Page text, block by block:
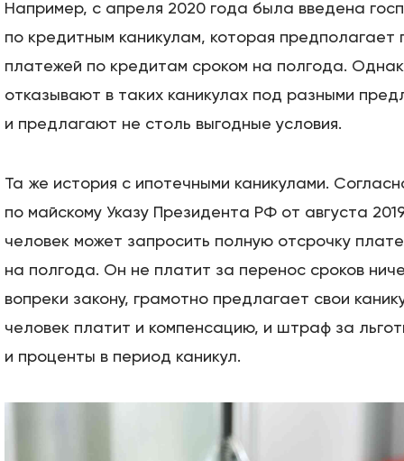
Например, с апреля 2020 года была введена
по кредитным каникулам, которая предполагает
платежей по кредитам сроком на полгода.
отказывают в таких каникулах под разными
и предлагают не столь выгодные условия.
Та же история с ипотечными каникулами.
по майскому Указу Президента РФ от августа
человек может запросить полную отсрочку
на полгода. Он не платит за перенос сроков
вопреки закону, грамотно предлагает свои
человек платит и компенсацию, и штраф за
и проценты в период каникул.